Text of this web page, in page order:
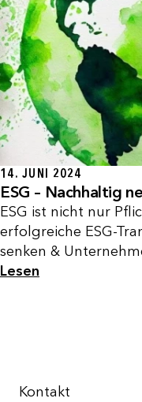
14. JUNI 2024
ESG – Nachhaltig
ESG ist nicht nur
erfolgreiche ESG-
senken &
Lesen
Kontakt